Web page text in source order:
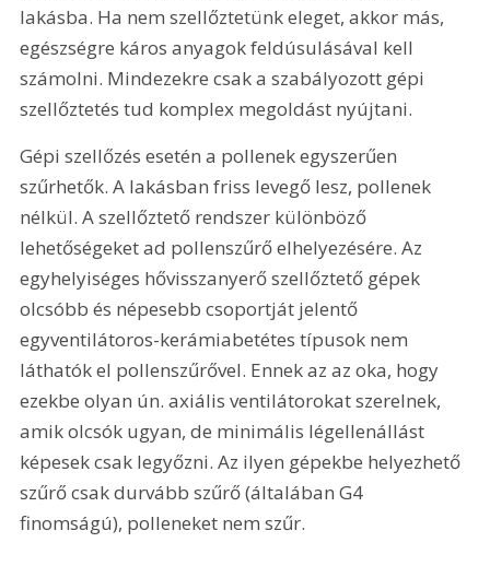
lakásba. Ha nem szellőztetünk eleget, akkor más,
egészségre káros anyagok feldúsulásával kell
számolni. Mindezekre csak a szabályozott gépi
szellőztetés tud komplex megoldást nyújtani.
Gépi szellőzés esetén a pollenek egyszerűen
szűrhetők. A lakásban friss levegő lesz, pollenek
nélkül. A szellőztető rendszer különböző
lehetőségeket ad pollenszűrő elhelyezésére. Az
egyhelyiséges hővisszanyerő szellőztető gépek
olcsóbb és népesebb csoportját jelentő
egyventilátoros-kerámiabetétes típusok nem
láthatók el pollenszűrővel. Ennek az az oka, hogy
ezekbe olyan ún. axiális ventilátorokat szerelnek,
amik olcsók ugyan, de minimális légellenállást
képesek csak legyőzni. Az ilyen gépekbe helyezhető
szűrő csak durvább szűrő (általában G4
finomságú), polleneket nem szűr.